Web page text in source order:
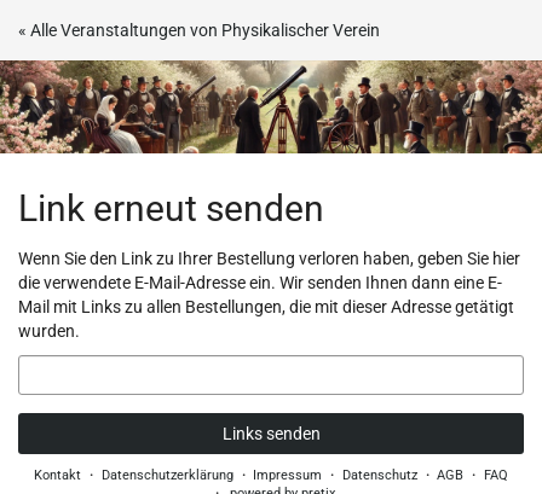
Zum
Inhalt
springen
« Alle Veranstaltungen von Physikalischer Verein
Link erneut senden
Wenn Sie den Link zu Ihrer Bestellung verloren haben, geben Sie hier
die verwendete E-Mail-Adresse ein. Wir senden Ihnen dann eine E-
Mail mit Links zu allen Bestellungen, die mit dieser Adresse getätigt
wurden.
E-
Mail
Links senden
Kontakt Datenschutzerklärung Impressum Datenschutz AGB
FAQ